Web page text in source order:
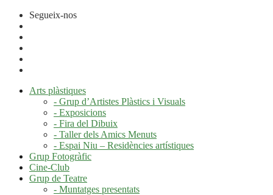
Segueix-nos
Arts plàstiques
- Grup d’Artistes Plàstics i Visuals
- Exposicions
- Fira del Dibuix
- Taller dels Amics Menuts
- Espai Niu – Residències artístiques
Grup Fotogràfic
Cine-Club
Grup de Teatre
- Muntatges presentats